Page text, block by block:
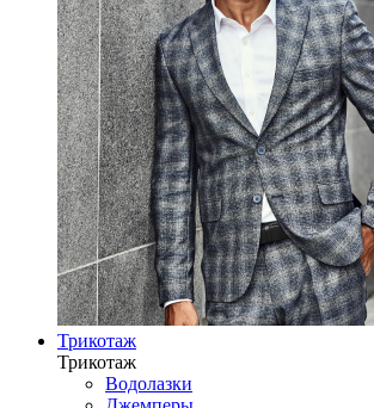
Трикотаж
Трикотаж
Водолазки